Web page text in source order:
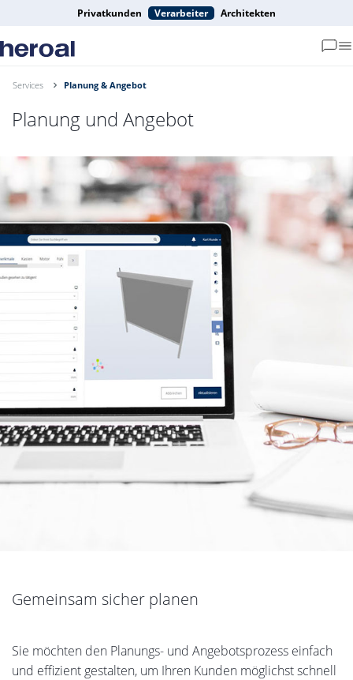
Privatkunden Verarbeiter Architekten
Services Planung & Angebot
Planung und Angebot
Gemeinsam sicher planen
Sie möchten den Planungs- und Angebotsprozess einfach
und effizient gestalten, um Ihren Kunden möglichst schnell